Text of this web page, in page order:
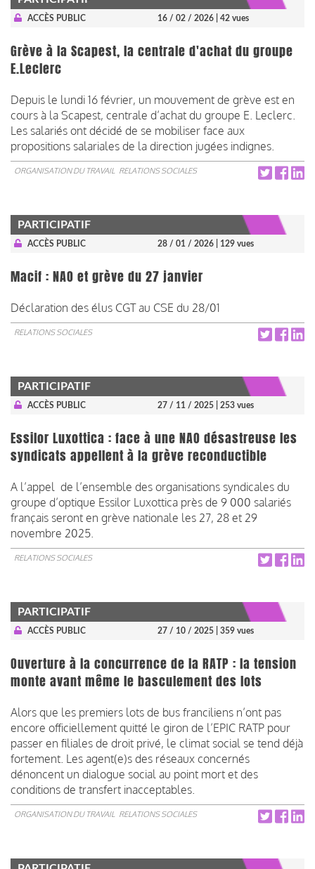
ACCÈS PUBLIC 16 / 02 / 2026 | 42 vues
Grève à la Scapest, la centrale d'achat du groupe
E.Leclerc
Depuis le lundi 16 février, un mouvement de grève est en
cours à la Scapest, centrale d’achat du groupe E. Leclerc.
Les salariés ont décidé de se mobiliser face aux
propositions salariales de la direction jugées indignes.
ORGANISATION DU TRAVAIL RELATIONS SOCIALES
PARTICIPATIF
ACCÈS PUBLIC 28 / 01 / 2026 | 129 vues
Macif : NAO et grève du 27 janvier
Déclaration des élus CGT au CSE du 28/01
RELATIONS SOCIALES
PARTICIPATIF
ACCÈS PUBLIC 27 / 11 / 2025 | 253 vues
Essilor Luxottica : face à une NAO désastreuse les
syndicats appellent à la grève reconductible
A l’appel de l’ensemble des organisations syndicales du
groupe d’optique Essilor Luxottica près de 9 000 salariés
français seront en grève nationale les 27, 28 et 29
novembre 2025.
RELATIONS SOCIALES
PARTICIPATIF
ACCÈS PUBLIC 27 / 10 / 2025 | 359 vues
Ouverture à la concurrence de la RATP : la tension
monte avant même le basculement des lots
Alors que les premiers lots de bus franciliens n’ont pas
encore officiellement quitté le giron de l’EPIC RATP pour
passer en filiales de droit privé, le climat social se tend déjà
fortement. Les agent(e)s des réseaux concernés
dénoncent un dialogue social au point mort et des
conditions de transfert inacceptables.
ORGANISATION DU TRAVAIL RELATIONS SOCIALES